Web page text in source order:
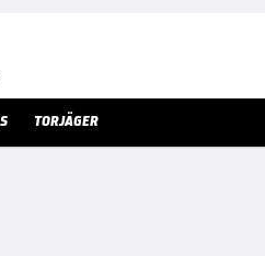
TORJÄGER